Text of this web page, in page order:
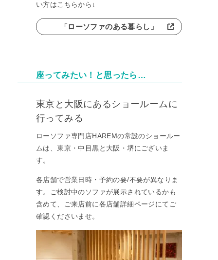
い方はこちらから↓
「ローソファのある暮らし」
座ってみたい！と思ったら…
東京と大阪にあるショールームに
行ってみる
ローソファ専門店HAREMの常設のショールー
ムは、東京・中目黒と大阪・堺にございま
す。
各店舗で営業日時・予約の要/不要が異なりま
す。ご検討中のソファが展示されているかも
含めて、ご来店前に各店舗詳細ページにてご
確認くださいませ。